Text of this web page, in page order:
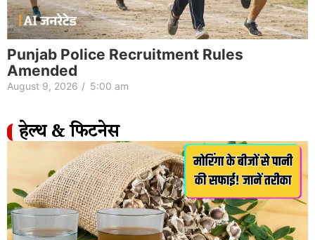
Punjab Police Recruitment Rules
Amended
August 9, 2026 / 5:00 am
हेल्थ & फिटनेस